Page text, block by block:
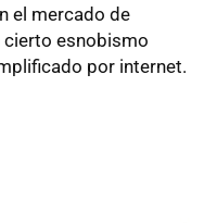
el mercado de
cierto esnobismo
por internet.